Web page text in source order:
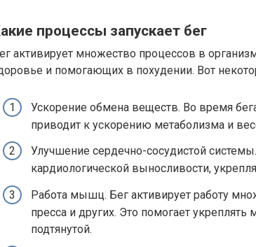
процессы запускает бег
активирует множество процессов в
и помогающих в похудении. Вот
Ускорение обмена веществ. Во время
приводит к ускорению метаболизма и
Улучшение сердечно-сосудистой
кардиологической выносливости,
Работа мышц. Бег активирует работу
пресса и других. Это помогает
подтянутой.